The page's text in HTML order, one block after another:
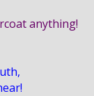
anything!